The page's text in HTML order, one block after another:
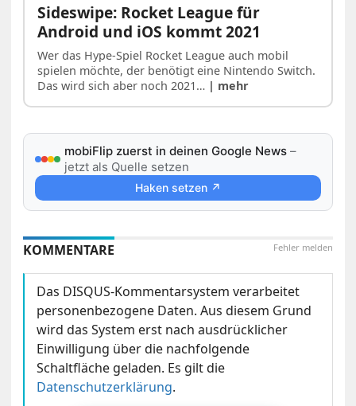
Sideswipe: Rocket League für
Android und iOS kommt 2021
Wer das Hype-Spiel Rocket League auch mobil
spielen möchte, der benötigt eine Nintendo Switch.
Das wird sich aber noch 2021… | mehr
mobiFlip zuerst in deinen Google News –
jetzt als Quelle setzen
Haken setzen ↗
Fehler melden
KOMMENTARE
Das DISQUS-Kommentarsystem verarbeitet
personenbezogene Daten. Aus diesem Grund
wird das System erst nach ausdrücklicher
Einwilligung über die nachfolgende
Schaltfläche geladen. Es gilt die
Datenschutzerklärung.